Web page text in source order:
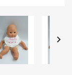
